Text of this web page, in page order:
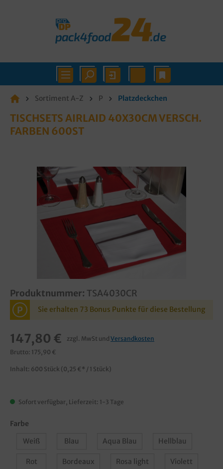
Sortiment A-Z P Platzdeckchen
TISCHSETS AIRLAID 40X30CM VERSCH.
FARBEN 600ST
Produktnummer: TSA4030CR
P Sie erhalten 73 Bonus Punkte für diese Bestellung
147,80 € zzgl. MwSt und Versandkosten
Brutto: 175,90 €
Inhalt: 600 Stück (0,25 €* / 1 Stück)
Sofort verfügbar, Lieferzeit: 1-3 Tage
Farbe
Weiß
Blau Aqua Blau Hellblau
Rot Bordeaux Rosa light Violett